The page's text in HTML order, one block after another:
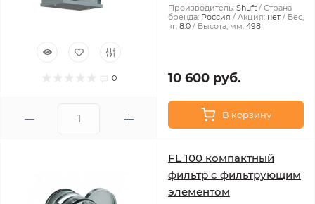
0
Производитель: Shuft
Страна
бренда: Россия Акция: нет
Вес,
кг: 8.0 Высота, мм: 498
10 600 руб.
В корзину
FL 100 компактный
фильтр с фильтрующим
элементом